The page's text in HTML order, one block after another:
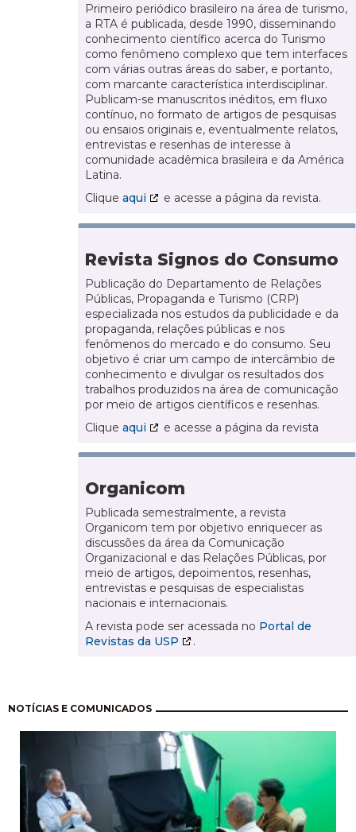
Primeiro periódico brasileiro na área de turismo,
a RTA é publicada, desde 1990, disseminando
conhecimento científico acerca do Turismo
como fenômeno complexo que tem interfaces
com várias outras áreas do saber, e portanto,
com marcante característica interdisciplinar.
Publicam-se manuscritos inéditos, em fluxo
contínuo, no formato de artigos de pesquisas
ou ensaios originais e, eventualmente relatos,
entrevistas e resenhas de interesse à
comunidade acadêmica brasileira e da América
Latina.
Clique aqui e acesse a página da revista.
Revista Signos do Consumo
Publicação do Departamento de Relações
Públicas, Propaganda e Turismo (CRP)
especializada nos estudos da publicidade e da
propaganda, relações públicas e nos
fenômenos do mercado e do consumo. Seu
objetivo é criar um campo de intercâmbio de
conhecimento e divulgar os resultados dos
trabalhos produzidos na área de comunicação
por meio de artigos científicos e resenhas.
Clique aqui e acesse a página da revista
Organicom
Publicada semestralmente, a revista
Organicom tem por objetivo enriquecer as
discussões da área da Comunicação
Organizacional e das Relações Públicas, por
meio de artigos, depoimentos, resenhas,
entrevistas e pesquisas de especialistas
nacionais e internacionais.
A revista pode ser acessada no Portal de
Revistas da USP
.
NOTÍCIAS E COMUNICADOS
Paginación